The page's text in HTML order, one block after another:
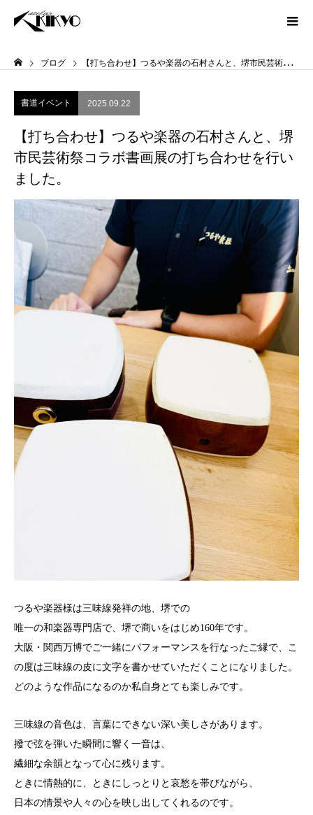
ブログ 【打ち合わせ】つるや楽器の石村さんと、堺市民芸術祭コラボ書画展の打ち合わせを行いました。
書道イベント 2025.09.22
【打ち合わせ】つるや楽器の石村さんと、堺
市民芸術祭コラボ書画展の打ち合わせを行い
ました。
つるや楽器様は三味線発祥の地、堺での
唯一の和楽器専門店で、堺で商いをはじめ160年です。
大阪・関西万博でご一緒にパフォーマンスを行なったご縁で、こ
の度は三味線の皮に文字を書かせていただくことになりました。
どのような作品になるのか私自身とても楽しみです。
三味線の音色は、言葉にできない深い美しさがあります。
撥で弦を弾いた瞬間に響く一音は、
繊細な余韻となって心に残ります。
ときに情熱的に、ときにしっとりと哀愁を帯びながら、
日本の情景や人々の心を映し出してくれるのです。